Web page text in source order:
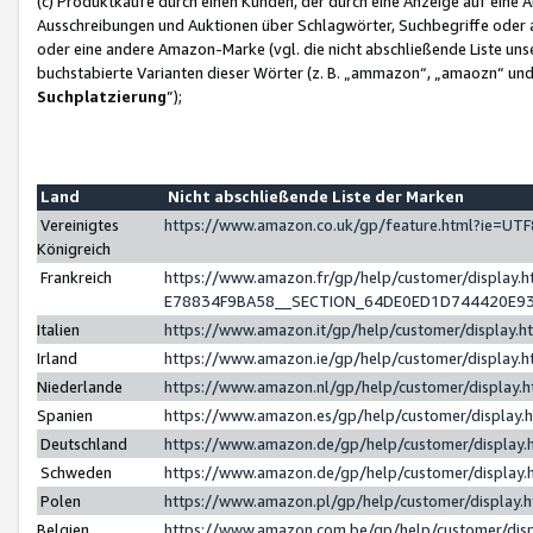
Ausschreibungen und Auktionen über Schlagwörter, Suchbegriffe
oder eine andere Amazon-Marke (vgl. die nicht abschließende Liste
buchstabierte Varianten dieser Wörter (z. B. „ammazon“, „amaozn“
Suchplatzierung”);
Land
Nicht abschließende Liste der Marken
Vereinigtes
Königreich
https://www.amazon.co.uk/gp/
Frankreich
https://www.amazon.fr/gp/help/customer/
Italien
https://www.amazon.it/gp/help/customer/
Irland
https://www.amazon.ie/gp/help/customer/
Niederlande
https://www.amazon.nl/gp/help/customer/
Spanien
https://www.amazon.es/gp/help/customer/
Deutschland
https://www.amazon.de/gp/help/customer/
Schweden
https://www.amazon.de/gp/help/customer/
Polen
https://www.amazon.pl/gp/help/customer/
Belgien
https://www.amazon.com.be/gp/help/customer/